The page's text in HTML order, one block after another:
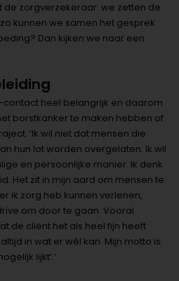
zorgverzekeraar: we zetten de
kunnen we samen het gesprek
Dan kijken we naar een
heel belangrijk en daarom
borstkanker te maken hebben of
‘Ik wil niet dat mensen die
hun lot worden overgelaten. Ik wil
en persoonlijke manier. Ik denk
Het zit in mijn aard om mensen te
ik zorg heb kunnen verlenen,
om door te gaan. Vooral
de cliënt het als heel fijn heeft
in wat er wél kan. Mijn motto is:
lijkt’.’